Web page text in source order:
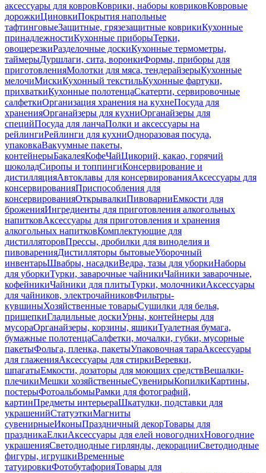
аксессуары для ковровКоврики, наборы ковриковКовровые
дорожкиЦиновкиПокрытия напольные
тафтинговыеЗащитные, грязезащитные коврикиКухонные
принадлежностиКухонные приборыТерки,
овощерезкиРазделочные доскиКухонные термометры,
таймерыДуршлаги, сита, воронкиФормы, приборы для
приготовленияМолотки для мяса, тендерайзерыКухонные
мелочиМискиКухонный текстильКухонные фартуки,
прихваткиКухонные полотенцаСкатерти, сервировочные
салфеткиОрганизация хранения на кухнеПосуда для
храненияОрганайзеры для кухниОрганайзеры для
специйПосуда для ланчаПолки и аксессуары на
рейлингиРейлинги для кухниОдноразовая посуда,
упаковкаВакуумные пакеты,
контейнерыБакалеяКофеЧайЦикорий, какао, горячий
шоколадСиропы и топпингиКонсервирование и
дистилляцияАвтоклавы для консервированияАксессуары для
консервированияПриспособления для
консервированияОткрывалкиПивоварниЕмкости для
броженияИнгредиенты для приготовления алкогольных
напитковАксессуары для приготовления и хранения
алкогольных напитковКомплектующие для
дистилляторовПрессы, дробилки для виноделия и
пивоваренияДистилляторы бытовыеУборочный
инвентарьШвабры, насадкиВедра, тазы для уборкиНаборы
для уборкиТурки, заварочные чайникиЧайники заварочные,
кофейникиЧайники для плитыТурки, молочникиАксессуары
для чайников, электрочайниковФильтры-
кувшиныХозяйственные товарыСушилки для белья,
прищепкиГладильные доскиУрны, контейнеры для
мусораОрганайзеры, корзины, ящикиТуалетная бумага,
бумажные полотенцаСалфетки, мочалки, губки, мусорные
пакетыФольга, пленка, пакетыУпаковочная тараАксессуары
для глаженияАксессуары для стиркиВеревки,
шпагатыЕмкости, дозаторы для моющих средствВешалки-
плечикиМешки хозяйственныеСувенирыКопилкиКартины,
постерыФотоальбомыРамки для фотографий,
картинПредметы интерьераШкатулки, подставки для
украшенийСтатуэткиМагниты
сувенирныеИконыПраздничный декорТовары для
праздникаЕлкиАксессуары для елей новогоднихНовогодние
украшенияСветодиодные гирлянды, декорацииСветодиодные
фигуры, игрушкиВременные
татуировкиФотобутафорияТовары для